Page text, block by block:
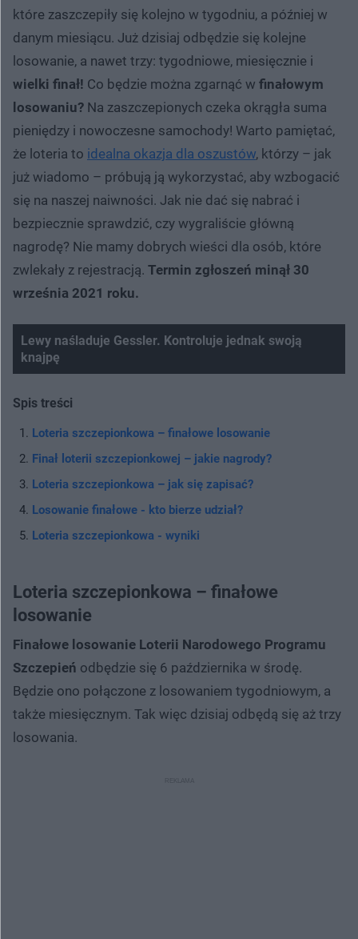
które zaszczepiły się kolejno w tygodniu, a później w
danym miesiącu. Już dzisiaj odbędzie się kolejne
losowanie, a nawet trzy: tygodniowe, miesięcznie i
wielki finał! Co będzie można zgarnąć w finałowym
losowaniu? Na zaszczepionych czeka okrągła suma
pieniędzy i nowoczesne samochody! Warto pamiętać,
że loteria to idealna okazja dla oszustów, którzy – jak
już wiadomo – próbują ją wykorzystać, aby wzbogacić
się na naszej naiwności. Jak nie dać się nabrać i
bezpiecznie sprawdzić, czy wygraliście główną
nagrodę? Nie mamy dobrych wieści dla osób, które
zwlekały z rejestracją. Termin zgłoszeń minął 30
września 2021 roku.
Lewy naśladuje Gessler. Kontroluje jednak swoją
knajpę
Spis treści
Loteria szczepionkowa – finałowe losowanie
Finał loterii szczepionkowej – jakie nagrody?
Loteria szczepionkowa – jak się zapisać?
Losowanie finałowe - kto bierze udział?
Loteria szczepionkowa - wyniki
Loteria szczepionkowa – finałowe
losowanie
Finałowe losowanie Loterii Narodowego Programu
Szczepień odbędzie się 6 października w środę.
Będzie ono połączone z losowaniem tygodniowym, a
także miesięcznym. Tak więc dzisiaj odbędą się aż trzy
losowania.